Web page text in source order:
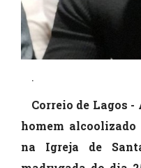
.
Correio de Lagos
homem
na Igreja de